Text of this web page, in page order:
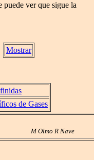
puede ver que sigue la
Mostrar
de Gases
M Olmo R Nave